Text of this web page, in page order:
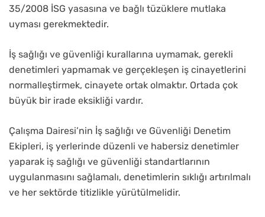
35/2008 İSG yasasına ve bağlı tüzüklere mutlaka
uyması gerekmektedir.
İş sağlığı ve güvenliği kurallarına uymamak, gerekli
denetimleri yapmamak ve gerçekleşen iş cinayetlerini
normalleştirmek, cinayete ortak olmaktır. Ortada çok
büyük bir irade eksikliği vardır.
Çalışma Dairesi’nin İş sağlığı ve Güvenliği Denetim
Ekipleri, iş yerlerinde düzenli ve habersiz denetimler
yaparak iş sağlığı ve güvenliği standartlarının
uygulanmasını sağlamalı, denetimlerin sıklığı artırılmalı
ve her sektörde titizlikle yürütülmelidir.